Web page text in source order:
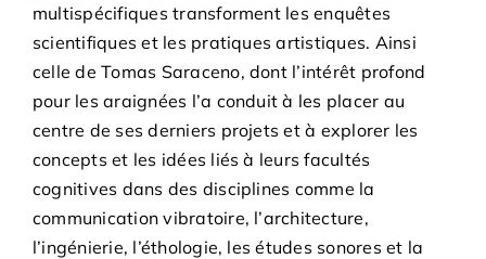
multispécifiques transforment les enquêtes
scientifiques et les pratiques artistiques. Ainsi
celle de Tomas Saraceno, dont l’intérêt profond
pour les araignées l’a conduit à les placer au
centre de ses derniers projets et à explorer les
concepts et les idées liés à leurs facultés
cognitives dans des disciplines comme la
communication vibratoire, l’architecture,
l’ingénierie, l’éthologie, les études sonores et la